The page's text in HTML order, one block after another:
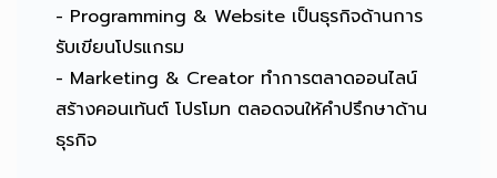
- Programming & Website เป็นธุรกิจด้านการ
รับเขียนโปรแกรม
- Marketing & Creator ทำการตลาดออนไลน์
สร้างคอนเท้นต์ โปรโมท ตลอดจนให้คำปรึกษาด้าน
ธุรกิจ